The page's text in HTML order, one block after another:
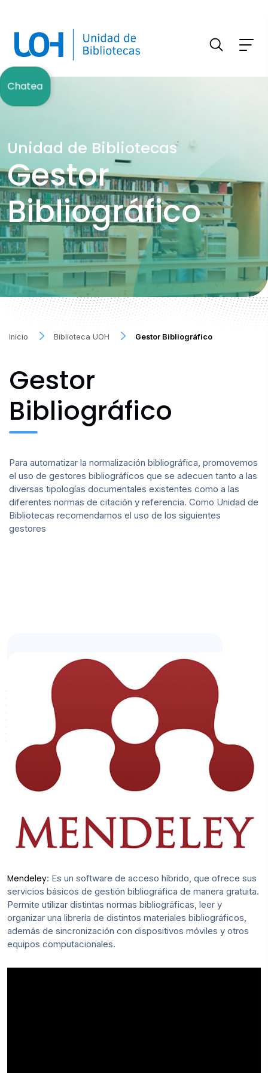
Unidad de Bibliotecas
Gestor
Bibliográfico
Inicio Biblioteca UOH Gestor Bibliográfico
Gestor
Bibliográfico
Para automatizar la normalización bibliográfica, promovemos
el uso de gestores bibliográficos que se adecuen tanto a las
diversas tipologías documentales existentes como a las
diferentes normas de citación y referencia. Como Unidad de
Bibliotecas recomendamos el uso de los siguientes
gestores
Mendeley: Es un software de acceso híbrido, que ofrece sus
servicios básicos de gestión bibliográfica de manera gratuita.
Permite utilizar distintas normas bibliográficas, leer y
organizar una librería de distintos materiales bibliográficos,
además de sincronización con dispositivos móviles y otros
equipos computacionales.
Chatea